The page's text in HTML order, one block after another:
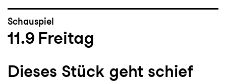
Schauspiel
11.9 Freitag
Dieses Stück geht schief